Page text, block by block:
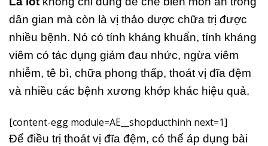
dân gian mà còn là vị thảo dược chữa trị được
nhiều bệnh. Nó có tính kháng khuẩn, tính kháng
viêm có tác dụng giảm đau nhức, ngừa viêm
nhiễm, tê bì, chữa phong thấp, thoát vị đĩa đệm
và nhiều các bệnh xương khớp khác hiệu quả.
[content-egg module=AE__shopducthinh next=1]
Để điều trị thoát vị đĩa đệm, có thể áp dụng bài